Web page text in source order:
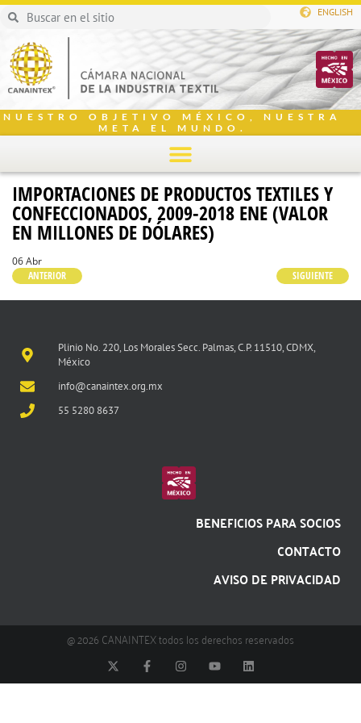
ENGLISH
NUESTRO OBJETIVO MÉXICO, NUESTRA
META EL MUNDO.
IMPORTACIONES DE PRODUCTOS TEXTILES Y
CONFECCIONADOS, 2009-2018 ENE (VALOR
EN MILLONES DE DÓLARES)
06 Abr
ANTERIOR
SIGUIENTE
Plinio No. 220, Los Morales Secc. Palmas, C.P. 11510, CDMX,
México
info@canaintex.org.mx
55 5280 8637
BENEFICIOS PARA SOCIOS
CONTACTO
AVISO DE PRIVACIDAD
@ 2026 CANAINTEX todos los derechos reservados